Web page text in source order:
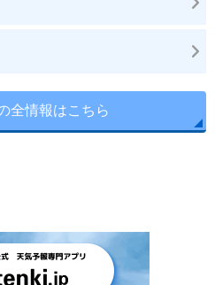
全情報はこちら